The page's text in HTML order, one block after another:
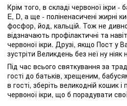
Крім того, в складі червоної ікри -
E, D, а ще - поліненасичені жирні
фосфор, йод, кальцій. Тож не
відзначають профілактичні та
червоної ікри. Друзі, якщо Пост у
зустріти Великдень без неї ну
Під час всього святкування за
гості до батьків, хрещеним,
в гості, зберіть великодній кошик і
червоної ікри, що б порадувати